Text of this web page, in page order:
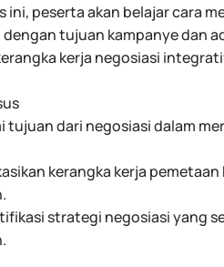
ini, peserta akan belajar cara
tujuan kampanye dan
kerja negosiasi
tujuan dari negosiasi dalam
kerangka kerja
strategi negosiasi yang